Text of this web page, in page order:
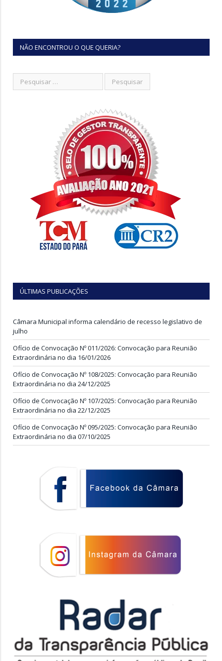
NÃO ENCONTROU O QUE QUERIA?
ÚLTIMAS PUBLICAÇÕES
Câmara Municipal informa calendário de recesso legislativo de
julho
Ofício de Convocação Nº 011/2026: Convocação para Reunião
Extraordinária no dia 16/01/2026
Ofício de Convocação Nº 108/2025: Convocação para Reunião
Extraordinária no dia 24/12/2025
Ofício de Convocação Nº 107/2025: Convocação para Reunião
Extraordinária no dia 22/12/2025
Ofício de Convocação Nº 095/2025: Convocação para Reunião
Extraordinária no dia 07/10/2025